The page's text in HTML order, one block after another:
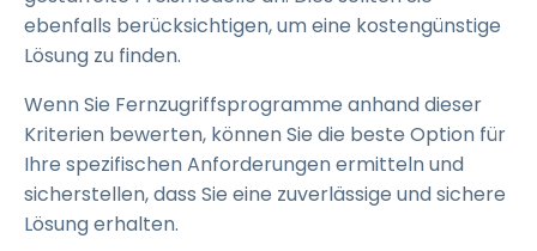
ebenfalls berücksichtigen, um eine kostengünstige
Lösung zu finden.
Wenn Sie Fernzugriffsprogramme anhand dieser
Kriterien bewerten, können Sie die beste Option für
Ihre spezifischen Anforderungen ermitteln und
sicherstellen, dass Sie eine zuverlässige und sichere
Lösung erhalten.